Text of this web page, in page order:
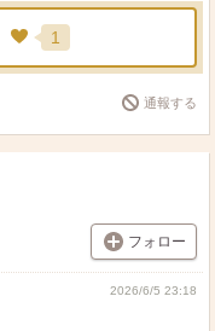
1
通報する
フォロー
2026/6/5 23:18